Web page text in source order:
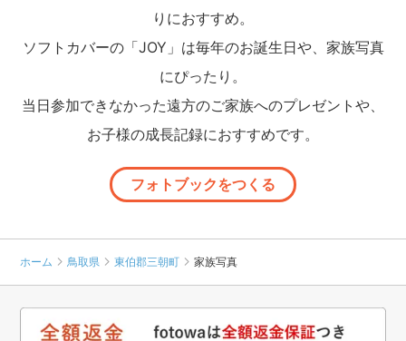
りにおすすめ。
ソフトカバーの「JOY」は毎年のお誕生日や、家族写真
にぴったり。
当日参加できなかった遠方のご家族へのプレゼントや、
お子様の成長記録におすすめです。
フォトブックをつくる
ホーム 鳥取県 東伯郡三朝町 家族写真